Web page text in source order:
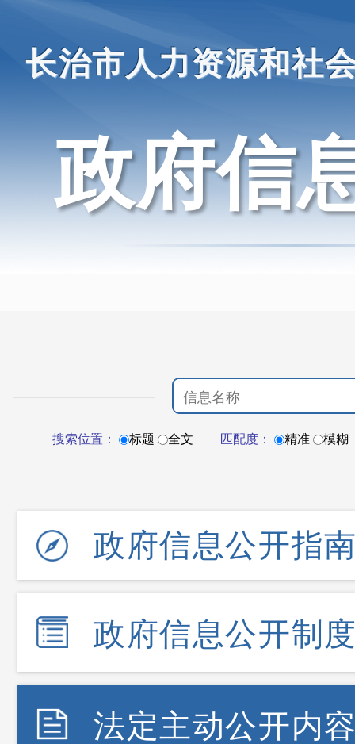
长治市人力资源和社
政府信
搜索位置： 标题 全文 匹配度： 精准 模糊
政府信息公开指
政府信息公开制
法定主动公开内